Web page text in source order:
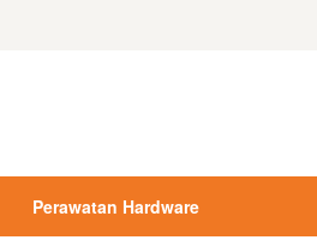
Perawatan Hardware